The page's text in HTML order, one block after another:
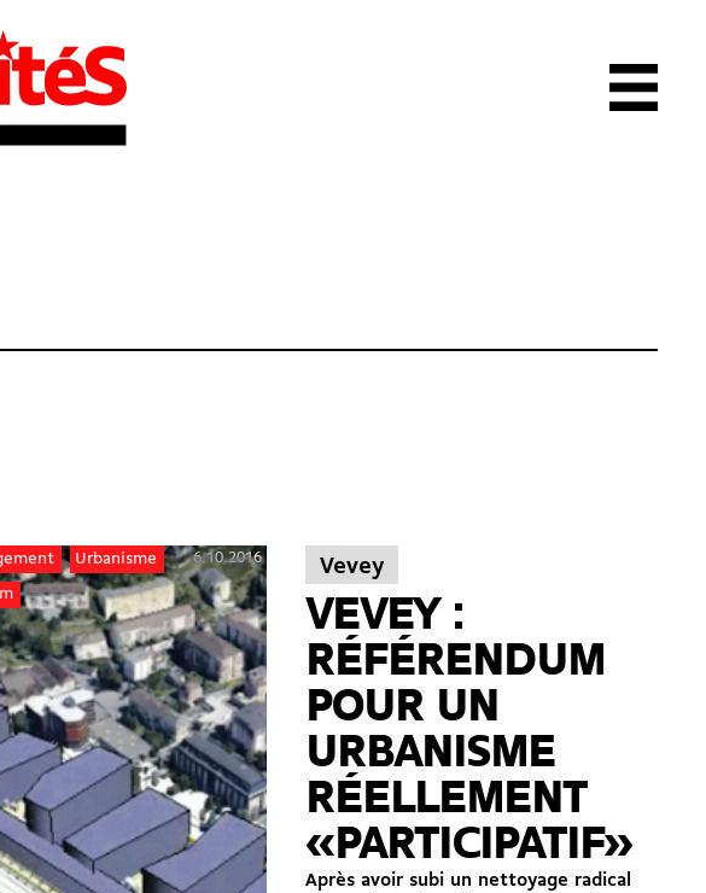
Urbanisme
6.10.2016 Vevey
VEVEY :
RÉFÉRENDUM
POUR UN
URBANISME
RÉELLEMENT
«PARTICIPATIF»
Après avoir subi un nettoyage radical